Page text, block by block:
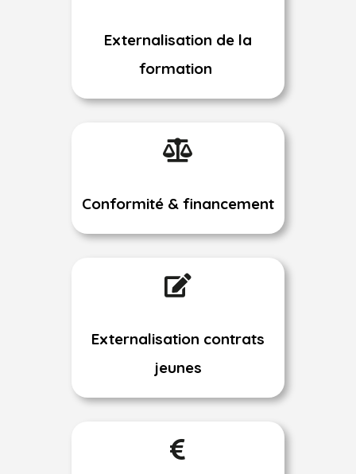
Externalisation de la
formation

Conformité & financement

Externalisation contrats
jeunes
